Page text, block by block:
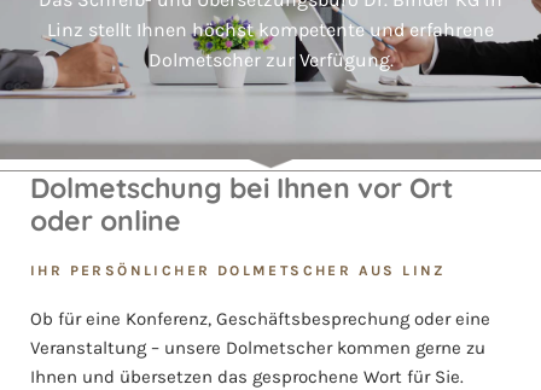
Linz stellt Ihnen höchst kompetente und erfahrene
Dolmetscher zur Verfügung.
Dolmetschung bei Ihnen vor Ort
oder online
IHR PERSÖNLICHER DOLMETSCHER AUS LINZ
Ob für eine Konferenz, Geschäftsbesprechung oder eine
Veranstaltung – unsere Dolmetscher kommen gerne zu
Ihnen und übersetzen das gesprochene Wort für Sie.